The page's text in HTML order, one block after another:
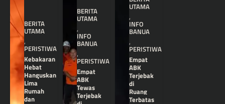
BERITA
UTAMA
,
PERISTIWA
Kebakaran
Hebat
Hanguskan
Lima
Rumah
dan
BERITA
UTAMA
,
INFO
BANUA
,
PERISTIWA
Empat
ABK
Tewas
Terjebak
UTAMA
,
INFO
BANUA
,
PERISTIWA
Empat
ABK
Terjebak
di
Ruang
Terbatas